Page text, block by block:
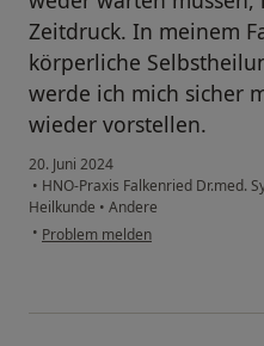
Zeitdruck. In meinem
körperliche
werde ich mich sicher
wieder vorstellen.
20. Juni 2024
• HNO-Praxis Falkenried Dr.med.
Heilkunde • Andere
• Problem melden